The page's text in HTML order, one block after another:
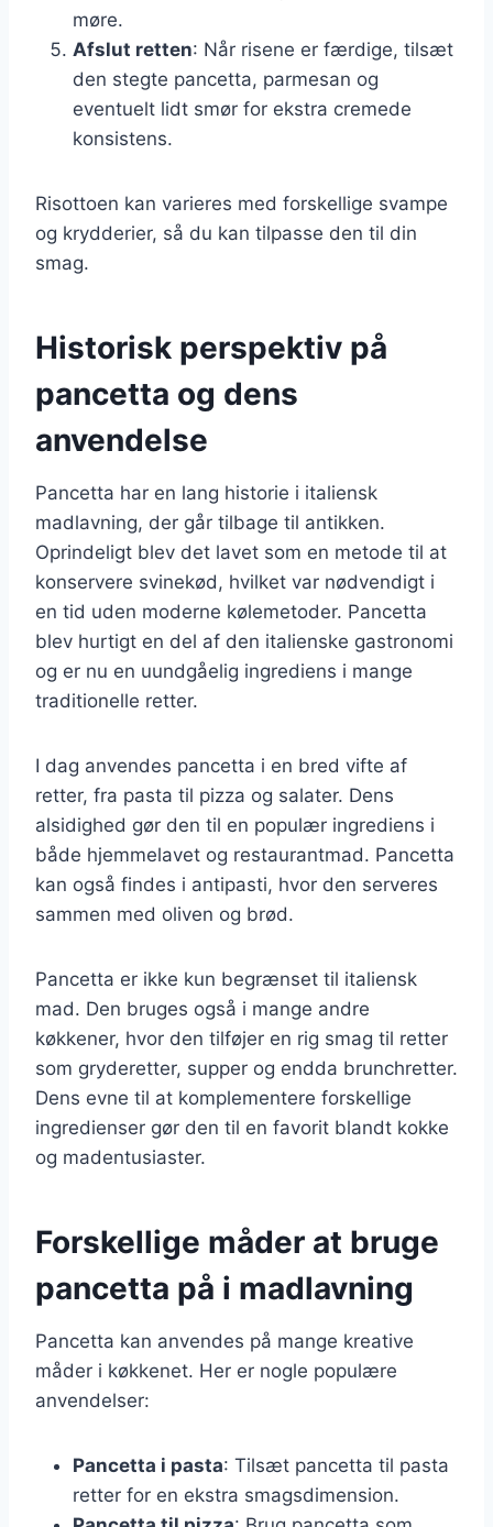
møre.
Afslut retten: Når risene er færdige, tilsæt
den stegte pancetta, parmesan og
eventuelt lidt smør for ekstra cremede
konsistens.
Risottoen kan varieres med forskellige svampe
og krydderier, så du kan tilpasse den til din
smag.
Historisk perspektiv på
pancetta og dens
anvendelse
Pancetta har en lang historie i italiensk
madlavning, der går tilbage til antikken.
Oprindeligt blev det lavet som en metode til at
konservere svinekød, hvilket var nødvendigt i
en tid uden moderne kølemetoder. Pancetta
blev hurtigt en del af den italienske gastronomi
og er nu en uundgåelig ingrediens i mange
traditionelle retter.
I dag anvendes pancetta i en bred vifte af
retter, fra pasta til pizza og salater. Dens
alsidighed gør den til en populær ingrediens i
både hjemmelavet og restaurantmad. Pancetta
kan også findes i antipasti, hvor den serveres
sammen med oliven og brød.
Pancetta er ikke kun begrænset til italiensk
mad. Den bruges også i mange andre
køkkener, hvor den tilføjer en rig smag til retter
som gryderetter, supper og endda brunchretter.
Dens evne til at komplementere forskellige
ingredienser gør den til en favorit blandt kokke
og madentusiaster.
Forskellige måder at bruge
pancetta på i madlavning
Pancetta kan anvendes på mange kreative
måder i køkkenet. Her er nogle populære
anvendelser:
Pancetta i pasta: Tilsæt pancetta til pasta
retter for en ekstra smagsdimension.